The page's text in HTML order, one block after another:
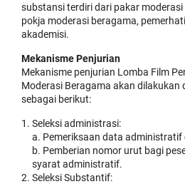
substansi terdiri dari pakar
pokja moderasi beragama,
akademisi.
Mekanisme Penjurian
Mekanisme penjurian Lomba Film
Moderasi Beragama akan dilakukan
sebagai berikut:
Seleksi administrasi:
a. Pemeriksaan data administratif
b. Pemberian nomor urut bagi
syarat administratif.
Seleksi Substantif: